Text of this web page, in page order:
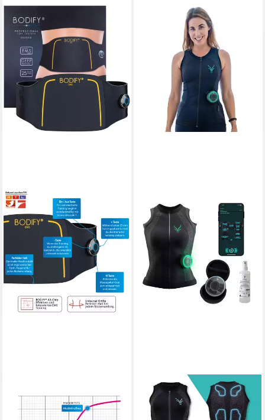
Rückengürtel - EMS
Rückentrainer Pro -
ANTELOPE BY BEURER
EMS-Gerät Evolution EMS
Tank Top für Frauen, EMS